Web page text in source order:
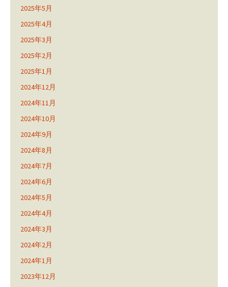
2025年5月
2025年4月
2025年3月
2025年2月
2025年1月
2024年12月
2024年11月
2024年10月
2024年9月
2024年8月
2024年7月
2024年6月
2024年5月
2024年4月
2024年3月
2024年2月
2024年1月
2023年12月